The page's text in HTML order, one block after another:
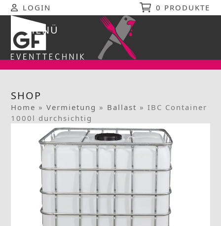
Skip
to
LOGIN 0 PRODUKTE
MENÜ
Open
mobile
menu
Close
mobile
menu
SHOP
Home »Vermietung » Ballast »IBC Container
1000l durchsichtig